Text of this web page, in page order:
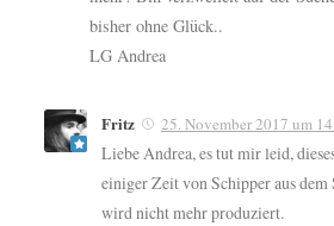
bisher ohne Glück..
LG Andrea
Fritz 25. November 2017 um
Liebe Andrea, es tut mir leid,
einiger Zeit von Schipper aus
wird nicht mehr produziert.